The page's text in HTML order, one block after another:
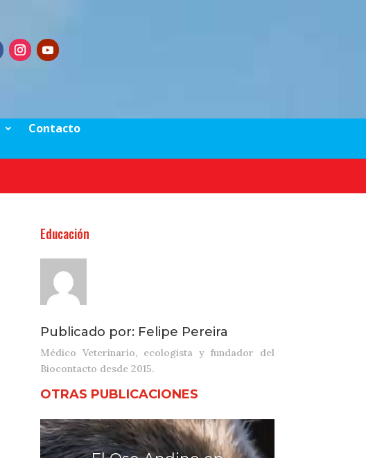
Contacto
Educación
Publicado por: Felipe Pereira
Médico Veterinario, ecologista y fundador del
Biocontacto desde 2015.
OTRAS PUBLICACIONES